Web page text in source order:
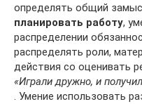
определять общий
планировать работу,
распределении
распределять роли,
действия со оценивать
«Играли дружно, и
. Умение использовать